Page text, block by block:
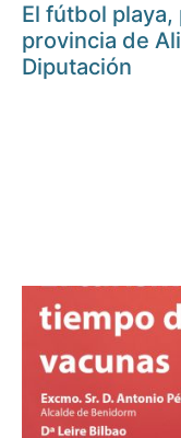
El fútbol
provincia de
Diputación